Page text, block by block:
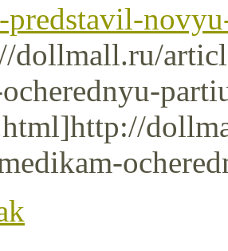
predstavil-
dollmall.ru/